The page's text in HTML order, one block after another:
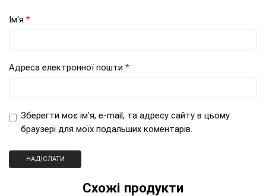
Ім'я *
Адреса електронної пошти *
Зберегти моє ім'я, e-mail, та адресу сайту в цьому
браузері для моїх подальших коментарів.
Схожі продукти